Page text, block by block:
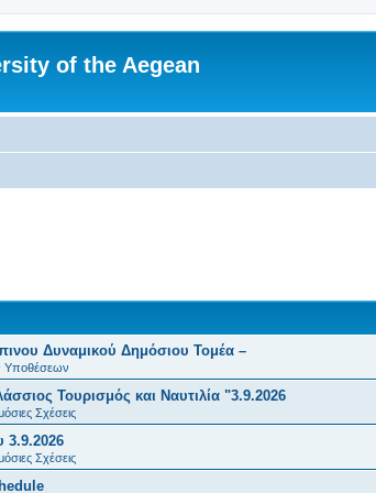
of the Aegean
Δυναμικού Δημόσιου Τομέα –
Υποθέσεων
Τουρισμός και Ναυτιλία "3.9.2026
Σχέσεις
3.9.2026
Σχέσεις